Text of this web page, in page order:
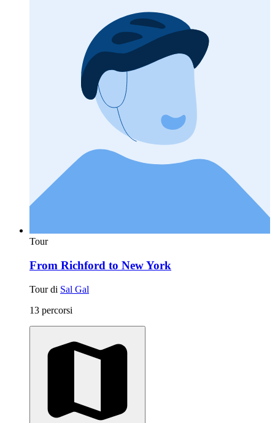
Tour
From Richford to New York
Tour di Sal Gal
13 percorsi